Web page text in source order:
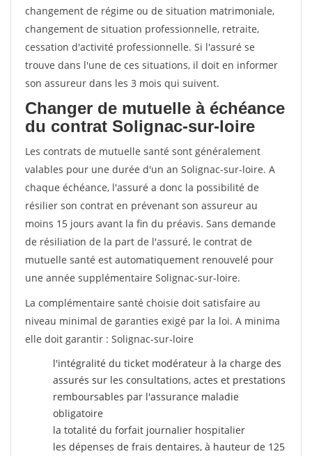
changement de régime ou de situation matrimoniale,
changement de situation professionnelle, retraite,
cessation d'activité professionnelle. Si l'assuré se
trouve dans l'une de ces situations, il doit en informer
son assureur dans les 3 mois qui suivent.
Changer de mutuelle à échéance
du contrat Solignac-sur-loire
Les contrats de mutuelle santé sont généralement
valables pour une durée d'un an Solignac-sur-loire. A
chaque échéance, l'assuré a donc la possibilité de
résilier son contrat en prévenant son assureur au
moins 15 jours avant la fin du préavis. Sans demande
de résiliation de la part de l'assuré, le contrat de
mutuelle santé est automatiquement renouvelé pour
une année supplémentaire Solignac-sur-loire.
La complémentaire santé choisie doit satisfaire au
niveau minimal de garanties exigé par la loi. A minima
elle doit garantir : Solignac-sur-loire
l'intégralité du ticket modérateur à la charge des
assurés sur les consultations, actes et prestations
remboursables par l'assurance maladie
obligatoire
la totalité du forfait journalier hospitalier
les dépenses de frais dentaires, à hauteur de 125